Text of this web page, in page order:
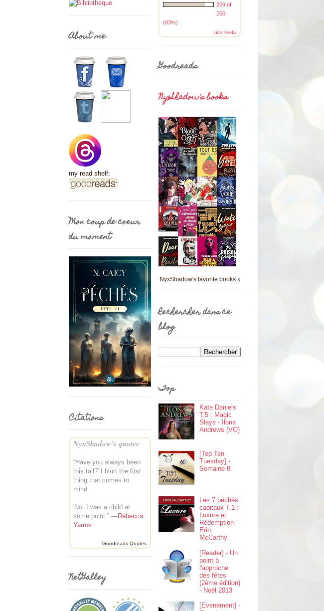
About me
my read shelf:
Mon coup de coeur
du moment
Citations
NyxShadow’s quotes
“Have you always been
this tall?' I blurt the first
thing that comes to
mind.
'No, I was a child at
some point.” —Rebecca
Yarros
Goodreads Quotes
NetGalley
209 of
250
(83%)
view books
Goodreads
NyxShadow's books
NyxShadow's favorite books »
Rechercher dans ce
blog
Top
Kate Daniels
T.5 : Magic
Slays - Ilona
Andrews (VO)
[Top Ten
Tuesday] -
Semaine 8
Les 7 péchés
capitaux T.1 :
Luxure et
Rédemption -
Erin
McCarthy
[Reader] - Un
point à
l'approche
des fêtes
(2ème édition)
- Noël 2013
[Evenement] -